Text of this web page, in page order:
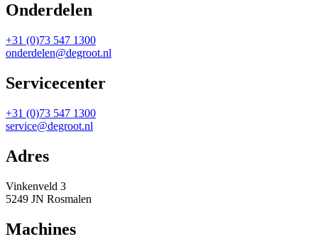
Onderdelen
+31 (0)73 547 1300
onderdelen@degroot.nl
Servicecenter
+31 (0)73 547 1300
service@degroot.nl
Adres
Vinkenveld 3
5249 JN Rosmalen
Machines